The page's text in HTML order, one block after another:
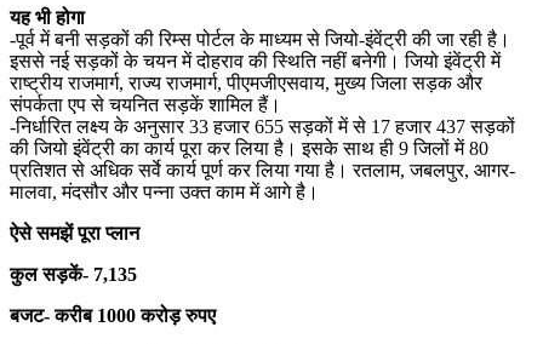
यह भी होगा
-पूर्व में बनी सड़कों की रिम्स पोर्टल के माध्यम से जियो-इंवेंट्री की जा रही है।
इससे नई सड़कों के चयन में दोहराव की स्थिति नहीं बनेगी। जियो इंवेंट्री में
राष्ट्रीय राजमार्ग, राज्य राजमार्ग, पीएमजीएसवाय, मुख्य जिला सड़क और
संपर्कता एप से चयनित सड़कें शामिल हैं।
-निर्धारित लक्ष्य के अनुसार 33 हजार 655 सड़कों में से 17 हजार 437 सड़कों
की जियो इंवेंट्री का कार्य पूरा कर लिया है। इसके साथ ही 9 जिलों में 80
प्रतिशत से अधिक सर्वे कार्य पूर्ण कर लिया गया है। रतलाम, जबलपुर, आगर-
मालवा, मंदसौर और पन्ना उक्त काम में आगे है।
ऐसे समझें पूरा प्लान
कुल सड़कें- 7,135
बजट- करीब 1000 करोड़ रुपए